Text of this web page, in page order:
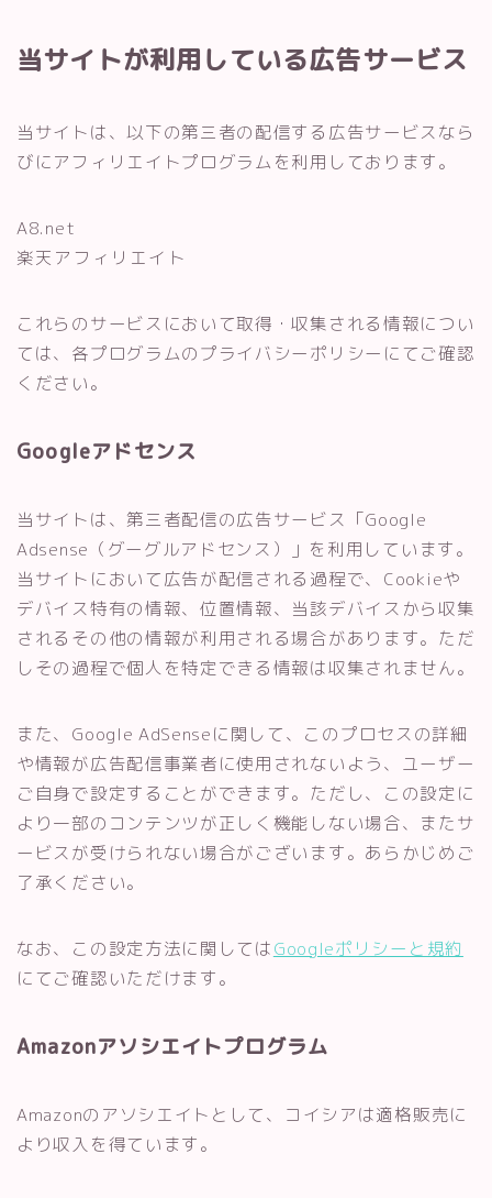
当サイトが利用している広告サービス
当サイトは、以下の第三者の配信する広告サービスなら
びにアフィリエイトプログラムを利用しております。
A8.net
楽天アフィリエイト
これらのサービスにおいて取得・収集される情報につい
ては、各プログラムのプライバシーポリシーにてご確認
ください。
Googleアドセンス
当サイトは、第三者配信の広告サービス「Google
Adsense（グーグルアドセンス）」を利用しています。
当サイトにおいて広告が配信される過程で、Cookieや
デバイス特有の情報、位置情報、当該デバイスから収集
されるその他の情報が利用される場合があります。ただ
しその過程で個人を特定できる情報は収集されません。
また、Google AdSenseに関して、このプロセスの詳細
や情報が広告配信事業者に使用されないよう、ユーザー
ご自身で設定することができます。ただし、この設定に
より一部のコンテンツが正しく機能しない場合、またサ
ービスが受けられない場合がございます。あらかじめご
了承ください。
なお、この設定方法に関してはGoogleポリシーと規約
にてご確認いただけます。
Amazonアソシエイトプログラム
Amazonのアソシエイトとして、コイシアは適格販売に
より収入を得ています。